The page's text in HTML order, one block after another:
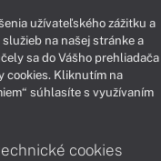
užívateľského zážitku a
na našej stránke a
sa do Vášho prehliadača
cookies. Kliknutím na
súhlasíte s využívaním
cookies